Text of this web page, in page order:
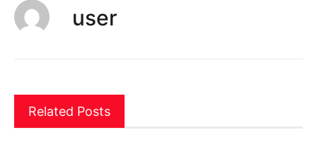
user
Related Posts